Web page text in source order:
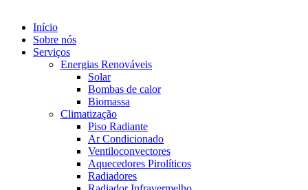
Início
Sobre nós
Serviços
Energias Renováveis
Solar
Bombas de calor
Biomassa
Climatização
Piso Radiante
Ar Condicionado
Ventiloconvectores
Aquecedores Pirolíticos
Radiadores